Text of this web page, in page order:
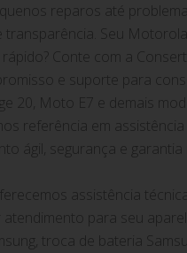
reparos até
transparência. Seu
Conte com a
e suporte para
20, Moto E7 e demais
referência em
ágil, segurança e garantia
assistência
para seu
troca de bateria